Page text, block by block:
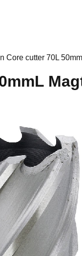
Core cutter 70L